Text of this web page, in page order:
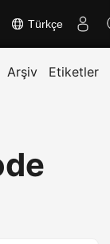
Türkçe
Arşiv Etiketler